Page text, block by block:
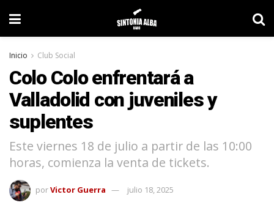
Inicio Club Social
Colo Colo enfrentará a
Valladolid con juveniles y
suplentes
Este viernes 18 de julio a partir de las 10:00
horas, comienza la venta de tickets.
porVictor Guerra julio 18, 2025